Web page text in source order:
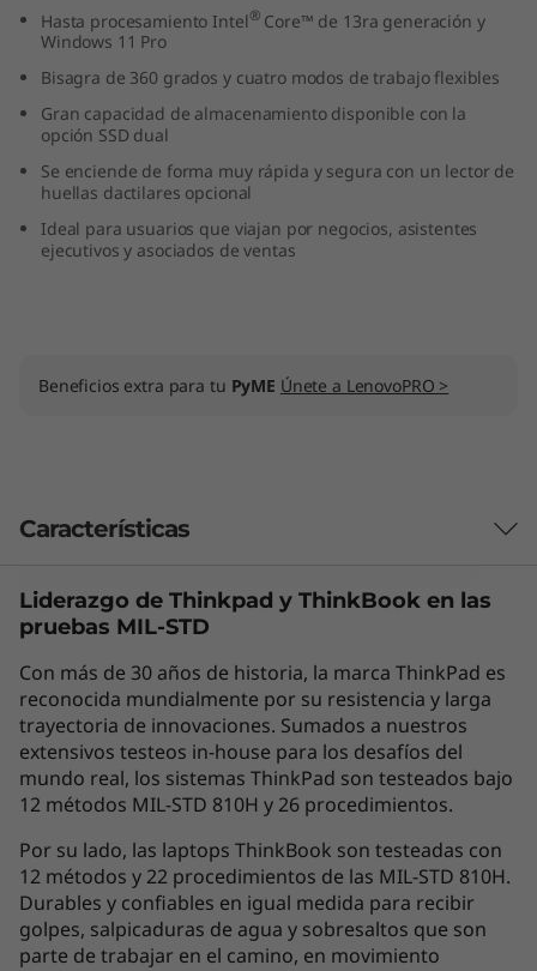
Hasta procesamiento Intel® Core™ de 13ra generación y
Windows 11 Pro
Bisagra de 360 grados y cuatro modos de trabajo flexibles
Gran capacidad de almacenamiento disponible con la
opción SSD dual
Se enciende de forma muy rápida y segura con un lector de
huellas dactilares opcional
Ideal para usuarios que viajan por negocios, asistentes
ejecutivos y asociados de ventas
Beneficios extra para tu PyME Únete a LenovoPRO >
Características
Los accesorios exhibidos no están incluidos
Las características de cada producto pueden
variar según el país de adquisición del mismo,
por lo que la siguiente descripción no debe ser
interpretada como un compromiso
contractual. Te invitamos a revisar las
características específicas para cada producto
antes de realizar la compra online en la sección
'Ver Modelos' de esta misma página, o con un
asesor de ventas si es en una tienda física.
Liderazgo de Thinkpad y ThinkBook en las
pruebas MIL-STD
Con más de 30 años de historia, la marca ThinkPad es
reconocida mundialmente por su resistencia y larga
trayectoria de innovaciones. Sumados a nuestros
extensivos testeos in-house para los desafíos del
mundo real, los sistemas ThinkPad son testeados bajo
12 métodos MIL-STD 810H y 26 procedimientos.
Por su lado, las laptops ThinkBook son testeadas con
12 métodos y 22 procedimientos de las MIL-STD 810H.
Durables y confiables en igual medida para recibir
golpes, salpicaduras de agua y sobresaltos que son
parte de trabajar en el camino, en movimiento